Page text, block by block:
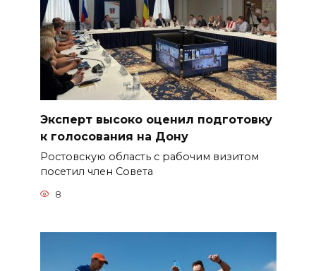
Эксперт высоко оценил подготовку
к голосования на Дону
Ростовскую область с рабочим визитом
посетил член Совета
8